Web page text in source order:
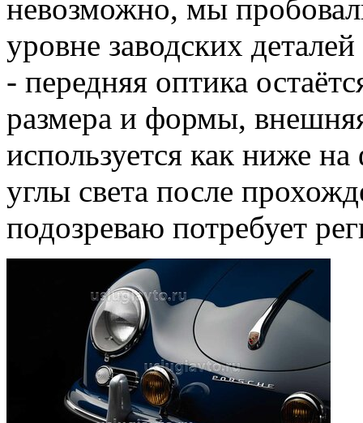
невозможно, мы
уровне заводских
- передняя оптика
размера и формы,
используется как ниже
углы света после
подозреваю потребует